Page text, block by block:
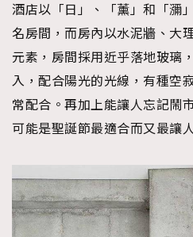
酒店以「日」、「薰」和「瀰
名房間，而房內以水泥牆、大
元素，房間採用近乎落地玻璃
入，配合陽光的光線，有種空
常配合。再加上能讓人忘記鬧
可能是聖誕節最適合而又最讓